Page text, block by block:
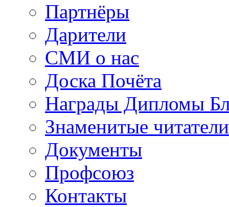
Партнёры
Дарители
СМИ о нас
Доска Почёта
Награды Дипломы
Знаменитые
Документы
Профсоюз
Контакты